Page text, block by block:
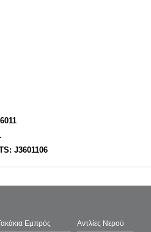
J3601106
Εμπρός
Αντλίες Νερού